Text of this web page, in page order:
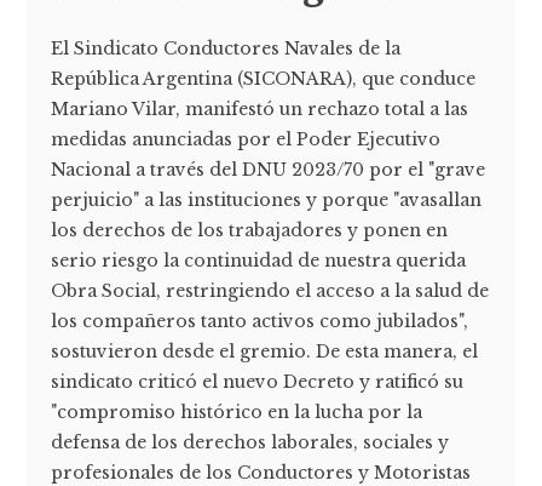
El Sindicato Conductores Navales de la
República Argentina (SICONARA), que conduce
Mariano Vilar, manifestó un rechazo total a las
medidas anunciadas por el Poder Ejecutivo
Nacional a través del DNU 2023/70 por el "grave
perjuicio" a las instituciones y porque "avasallan
los derechos de los trabajadores y ponen en
serio riesgo la continuidad de nuestra querida
Obra Social, restringiendo el acceso a la salud de
los compañeros tanto activos como jubilados",
sostuvieron desde el gremio. De esta manera, el
sindicato criticó el nuevo Decreto y ratificó su
"compromiso histórico en la lucha por la
defensa de los derechos laborales, sociales y
profesionales de los Conductores y Motoristas